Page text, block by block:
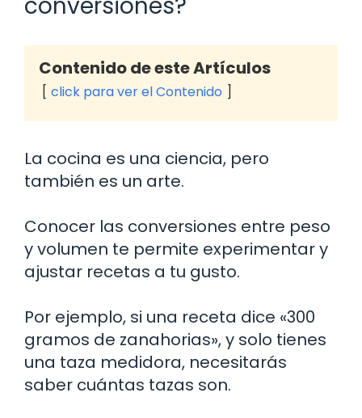
Contenido de este Artículos
click para ver el Contenido
La cocina es una ciencia, pero
también es un arte.
Conocer las conversiones entre peso
y volumen te permite experimentar y
ajustar recetas a tu gusto.
Por ejemplo, si una receta dice «300
gramos de zanahorias», y solo tienes
una taza medidora, necesitarás
saber cuántas tazas son.